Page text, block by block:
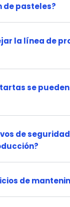
de pasteles?
la línea de
se pueden
de
de